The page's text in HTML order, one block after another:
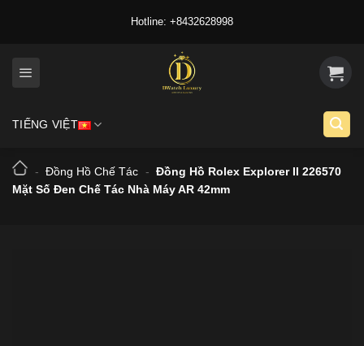
Hotline: +8432628998
TIẾNG VIỆT
- Đồng Hồ Chế Tác - Đồng Hồ Rolex Explorer II 226570
Mặt Số Đen Chế Tác Nhà Máy AR 42mm